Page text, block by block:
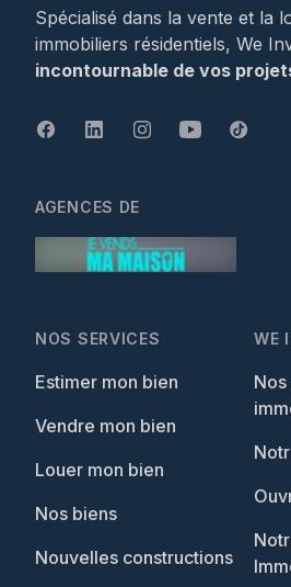
Spécialisé dans la vente et la
immobiliers résidentiels, We
incontournable de vos
NOS SERVICES
Estimer mon bien
Vendre mon bien
Louer mon bien
Nos biens
Nouvelles constructions
WE
AGENCES DE